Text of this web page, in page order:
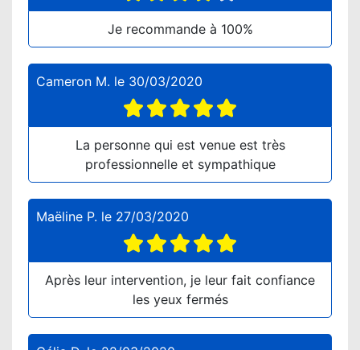
Je recommande à 100%
Cameron M. le 30/03/2020
La personne qui est venue est très
professionnelle et sympathique
Maëline P. le 27/03/2020
Après leur intervention, je leur fait confiance
les yeux fermés